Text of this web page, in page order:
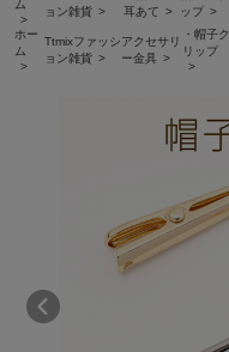
ム
ョン雑貨
耳あて
ップ
ホー
ム
Ttmixファッシ
ョン雑貨
アクセサリ
ー金具
・帽子ク
リップ